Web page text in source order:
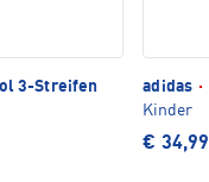
3-Streifen
adidas ·
Kinder
€ 34,99